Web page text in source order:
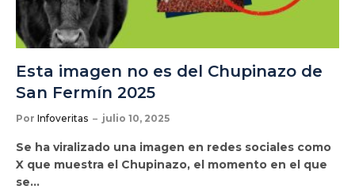
Esta imagen no es del Chupinazo de
San Fermín 2025
Por Infoveritas julio 10, 2025
Se ha viralizado una imagen en redes sociales como
X que muestra el Chupinazo, el momento en el que
se…